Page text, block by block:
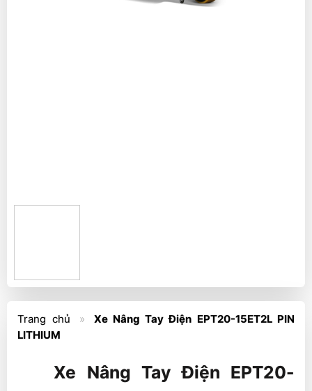
Trang chủ »
Xe Nâng Tay Điện EPT20-15ET2L PIN
LITHIUM
Xe Nâng Tay Điện EPT20-